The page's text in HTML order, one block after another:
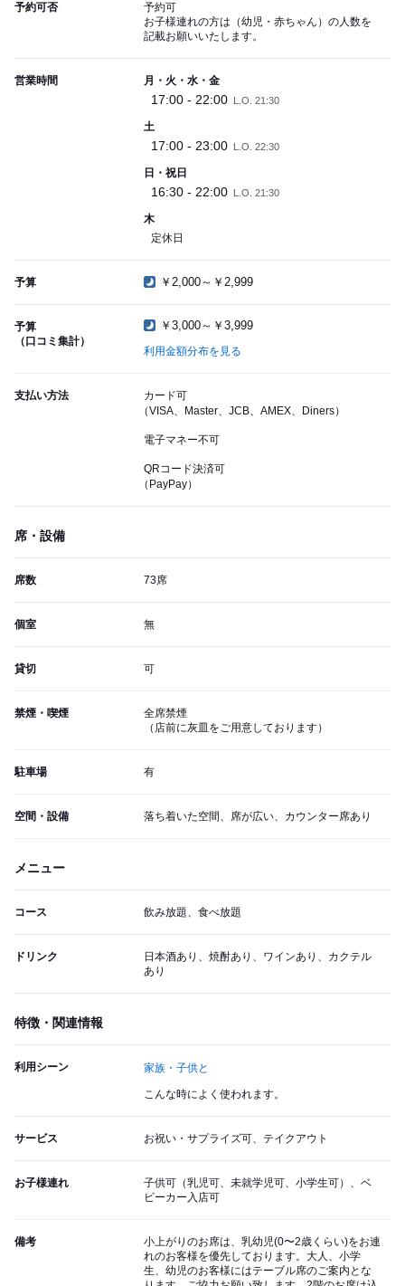
予約可否
予約可
お子様連れの方は（幼児・赤ちゃん）の人数を
記載お願いいたします。
営業時間 月・火・水・金
17:00 - 22:00 L.O. 21:30
土
17:00 - 23:00 L.O. 22:30
日・祝日
16:30 - 22:00 L.O. 21:30
木
定休日
予算 ￥2,000～￥2,999
予算
（口コミ集計）
￥3,000～￥3,999
利用金額分布を見る
支払い方法
カード可
（VISA、Master、JCB、AMEX、Diners）
電子マネー不可
QRコード決済可
（PayPay）
席・設備
席数 73席
個室 無
貸切 可
禁煙・喫煙
全席禁煙
（店前に灰皿をご用意しております）
駐車場 有
空間・設備 落ち着いた空間、席が広い、カウンター席あり
メニュー
コース 飲み放題、食べ放題
ドリンク
日本酒あり、焼酎あり、ワインあり、カクテル
あり
特徴・関連情報
利用シーン 家族・子供と
こんな時によく使われます。
サービス お祝い・サプライズ可、テイクアウト
お子様連れ
子供可（乳児可、未就学児可、小学生可）、ベ
ビーカー入店可
備考
小上がりのお席は、乳幼児(0〜2歳くらい)をお連
れのお客様を優先しております。大人、小学
生、幼児のお客様にはテーブル席のご案内とな